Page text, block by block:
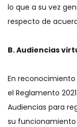
lo que a su vez
respecto de
B. Audiencias
En
el Reglamento
Audiencias para
su